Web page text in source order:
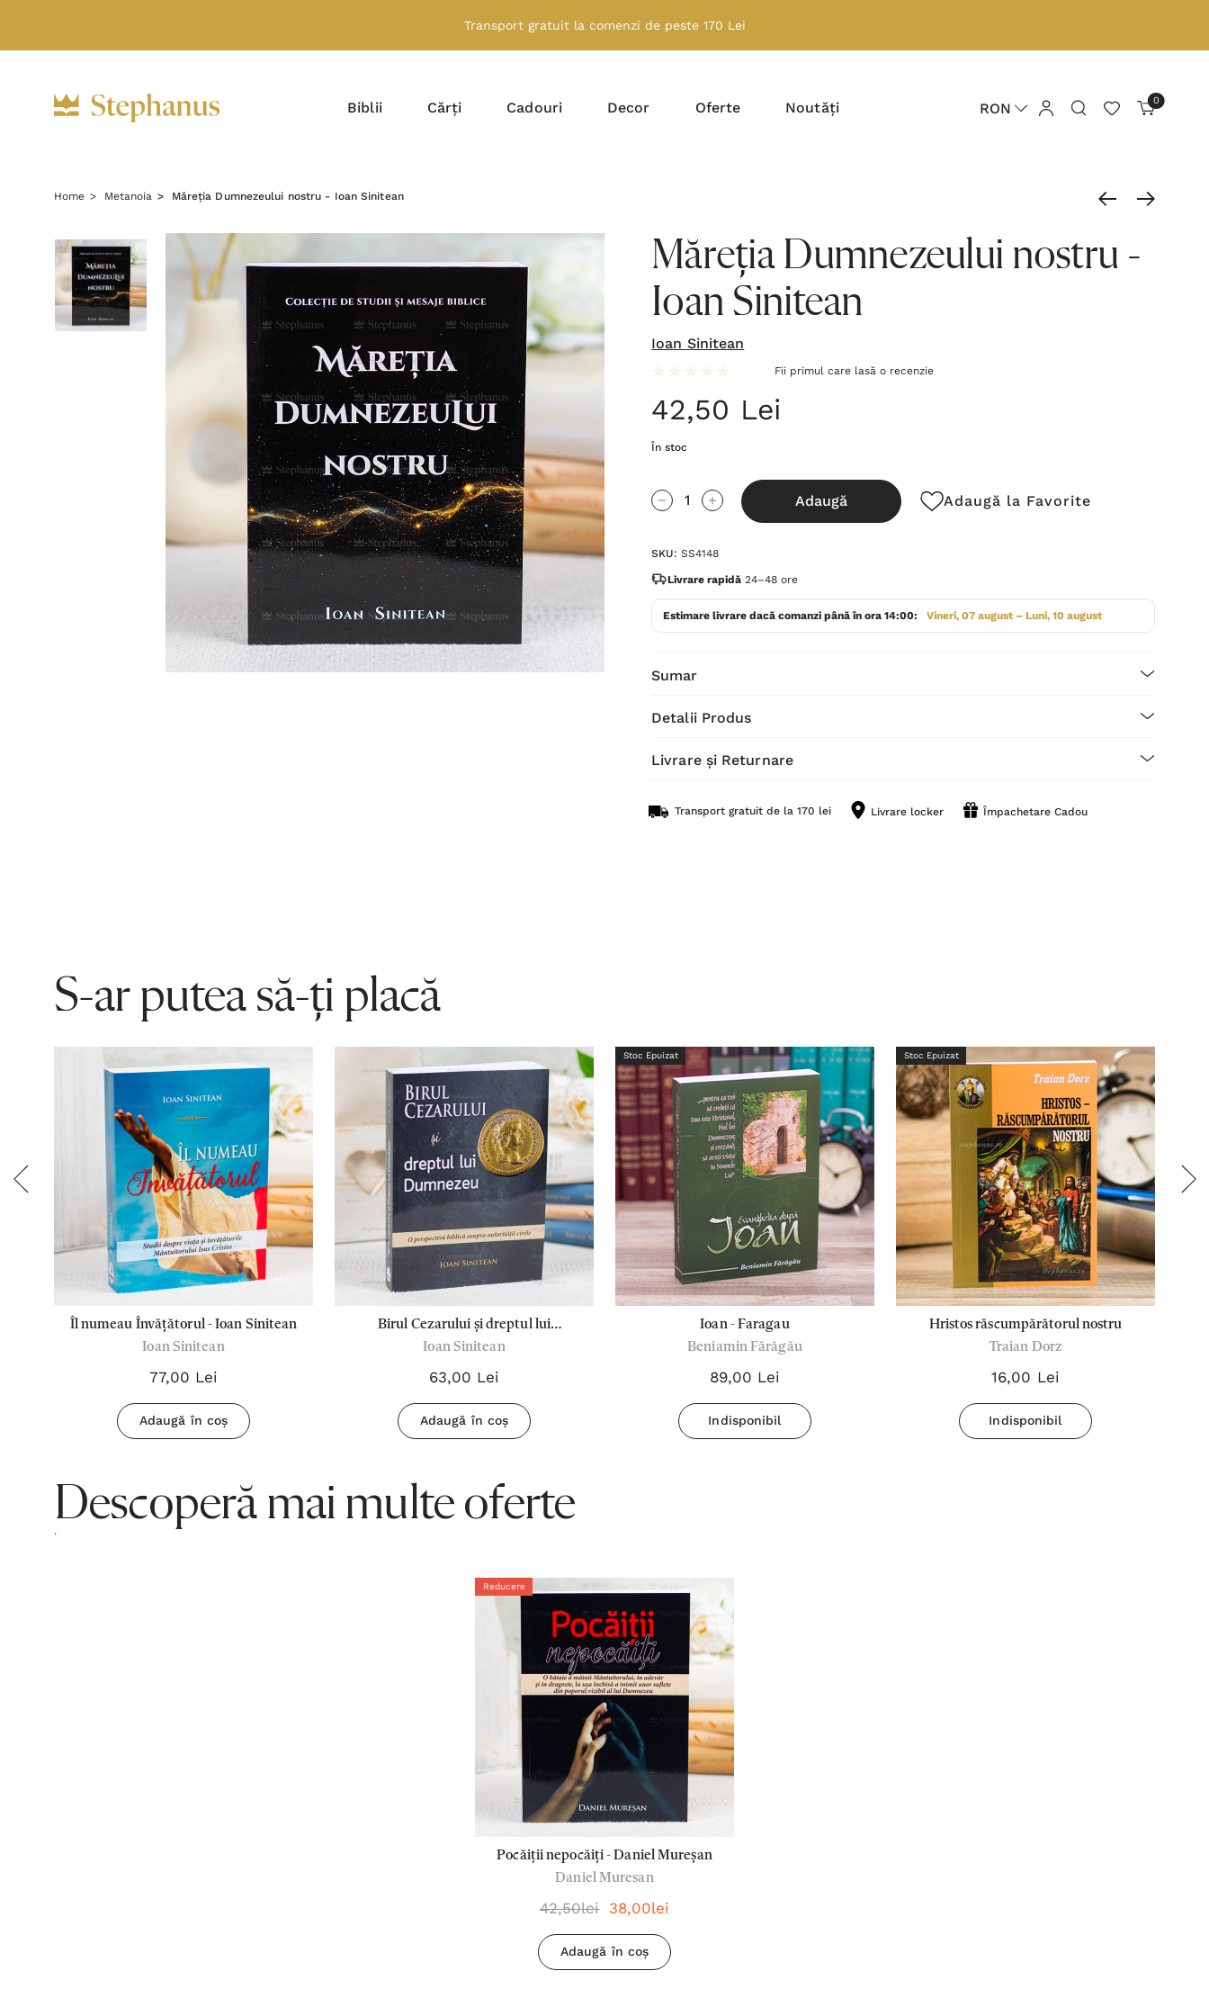
Transport gratuit la comenzi de peste 170 Lei
Biblii Cărți Cadouri Decor Oferte Noutăți RON 0
Home Metanoia Măreția Dumnezeului nostru - Ioan Sinitean
Măreția Dumnezeului nostru -
Ioan Sinitean
Ioan Sinitean
Fii primul care lasă o recenzie
42,50 Lei
În stoc
Grăbește-
te!
curent
este:
Cantitate scăzută:Cantitate Crescută:
Adaugă Adaugă la Favorite
SKU: SS4148
Livrare rapidă 24–48 ore
Estimare livrare dacă comanzi până în ora 14:00: Vineri, 07 august – Luni, 10 august
Sumar
Detalii Produs
Livrare și Returnare
Transport gratuit de la 170 lei Livrare locker Împachetare Cadou
S-ar putea să-ți placă
Îl numeau Învățătorul - Ioan Sinitean
Ioan Sinitean
77,00 Lei
Adaugă în coș
Birul Cezarului și dreptul lui
Dumnezeu - Ioan Sinitean
Ioan Sinitean
63,00 Lei
Adaugă în coș
Stoc Epuizat
Ioan - Faragau
Beniamin Fărăgău
89,00 Lei
Indisponibil
Stoc Epuizat
Hristos răscumpărătorul nostru
Traian Dorz
16,00 Lei
Indisponibil
Descoperă mai multe oferte
.
Reducere
Pocăiții nepocăiți - Daniel Mureșan
Daniel Muresan
42,50lei 38,00lei
Adaugă în coș